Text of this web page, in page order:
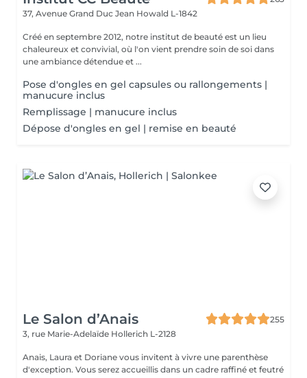
37, Avenue Grand Duc Jean Howald L-1842
Créé en septembre 2012, notre institut de beauté est un lieu
chaleureux et convivial, où l'on vient prendre soin de soi dans
une ambiance détendue et ...
Pose d'ongles en gel capsules ou rallongements |
manucure inclus
Remplissage | manucure inclus
Dépose d'ongles en gel | remise en beauté
Le Salon d’Anais
255
3, rue Marie-Adelaïde Hollerich L-2128
Anais, Laura et Doriane vous invitent à vivre une parenthèse
d'exception. Vous serez accueillis dans un cadre raffiné et feutré